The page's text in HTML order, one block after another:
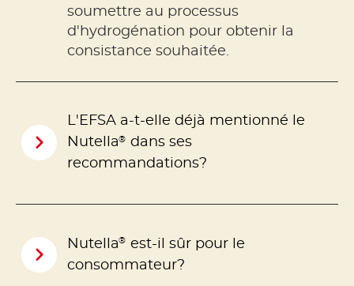
soumettre au processus
d'hydrogénation pour obtenir la
consistance souhaitée.
L'EFSA a-t-elle déjà mentionné le
Nutella® dans ses
recommandations?
Nutella® est-il sûr pour le
consommateur?